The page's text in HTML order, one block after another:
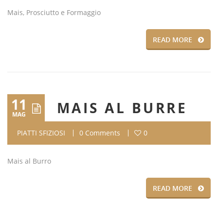
Mais, Prosciutto e Formaggio
READ MORE
11
MAG MAIS AL BURRE
PIATTI SFIZIOSI 0 Comments 0
Mais al Burro
READ MORE